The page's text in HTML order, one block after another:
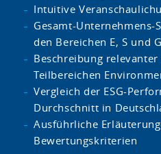
Intuitive
Gesamt-Unternehmens-
den Bereichen E, S und
Beschreibung
Teilbereichen
Vergleich der ESG-
Durchschnitt in
Ausführliche
Bewertungskriterien